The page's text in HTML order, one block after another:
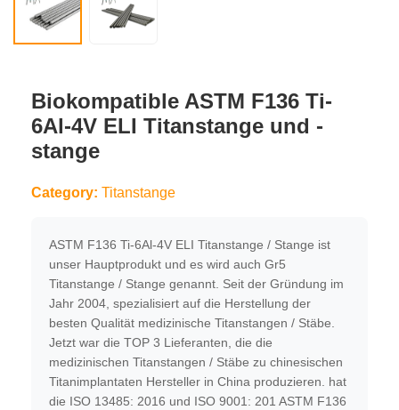
Biokompatible ASTM F136 Ti-
6Al-4V ELI Titanstange und -
stange
Category: Titanstange
ASTM F136 Ti-6Al-4V ELI Titanstange / Stange ist
unser Hauptprodukt und es wird auch Gr5
Titanstange / Stange genannt. Seit der Gründung im
Jahr 2004, spezialisiert auf die Herstellung der
besten Qualität medizinische Titanstangen / Stäbe.
Jetzt war die TOP 3 Lieferanten, die die
medizinischen Titanstangen / Stäbe zu chinesischen
Titanimplantaten Hersteller in China produzieren. hat
die ISO 13485: 2016 und ISO 9001: 201 ASTM F136